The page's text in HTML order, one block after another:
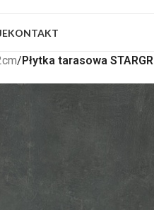
KONTAKT
/Płytka tarasowa